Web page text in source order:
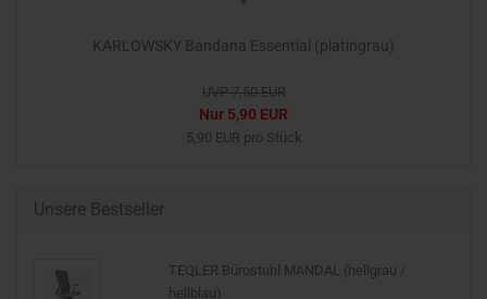
KARLOWSKY Bandana Essential (platingrau)
UVP 7,50 EUR
Nur 5,90 EUR
5,90 EUR pro Stück
Unsere Bestseller
TEQLER Bürostuhl MANDAL (hellgrau /
hellblau)